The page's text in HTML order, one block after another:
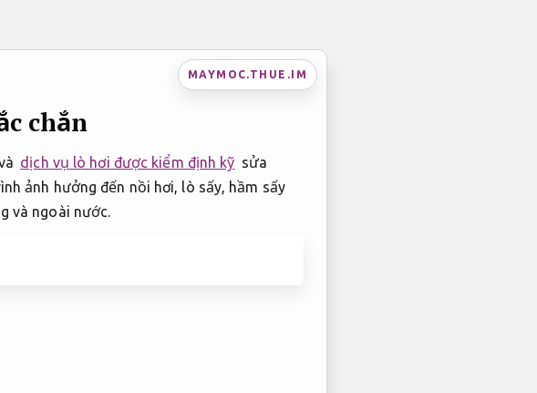
MAYMOC.THUE.IM
chắn
dịch vụ lò hơi được kiểm định kỹ sửa
ảnh hưởng đến nồi hơi, lò sấy, hầm sấy
và ngoài nước.